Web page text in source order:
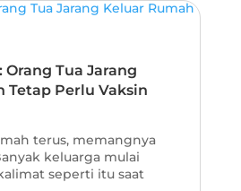
Orang Tua Jarang
Tetap Perlu Vaksin
terus, memangnya
keluarga mulai
seperti itu saat